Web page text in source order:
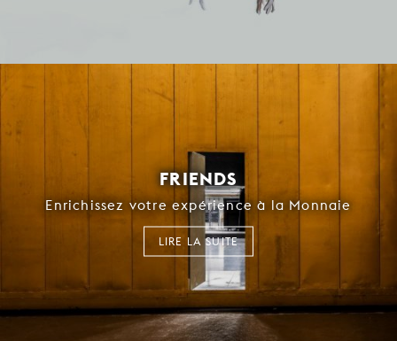
FRIENDS
Enrichissez votre expérience à la Monnaie
LIRE LA SUITE